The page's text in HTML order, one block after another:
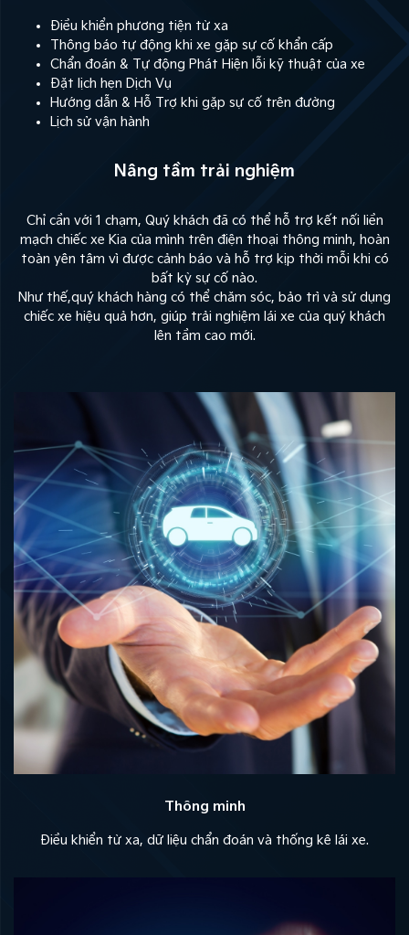
Điều khiển phương tiện từ xa
Thông báo tự động khi xe gặp sự cố khẩn cấp
Chẩn đoán & Tự động Phát Hiện lỗi kỹ thuật của xe
Đặt lịch hẹn Dịch Vụ
Hướng dẫn & Hỗ Trợ khi gặp sự cố trên đường
Lịch sử vận hành
Nâng tầm trải nghiệm
Chỉ cần với 1 chạm, Quý khách đã có thể hỗ trợ kết nối liền
mạch chiếc xe Kia của mình trên điện thoại thông minh, hoàn
toàn yên tâm vì được cảnh báo và hỗ trợ kịp thời mỗi khi có
bất kỳ sự cố nào.
Như thế,quý khách hàng có thể chăm sóc, bảo trì và sử dụng
chiếc xe hiệu quả hơn, giúp trải nghiệm lái xe của quý khách
lên tầm cao mới.
Thông minh
Điều khiển từ xa, dữ liệu chẩn đoán và thống kê lái xe.